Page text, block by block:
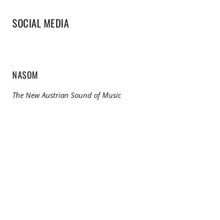
SOCIAL MEDIA
NASOM
The New Austrian Sound of Music